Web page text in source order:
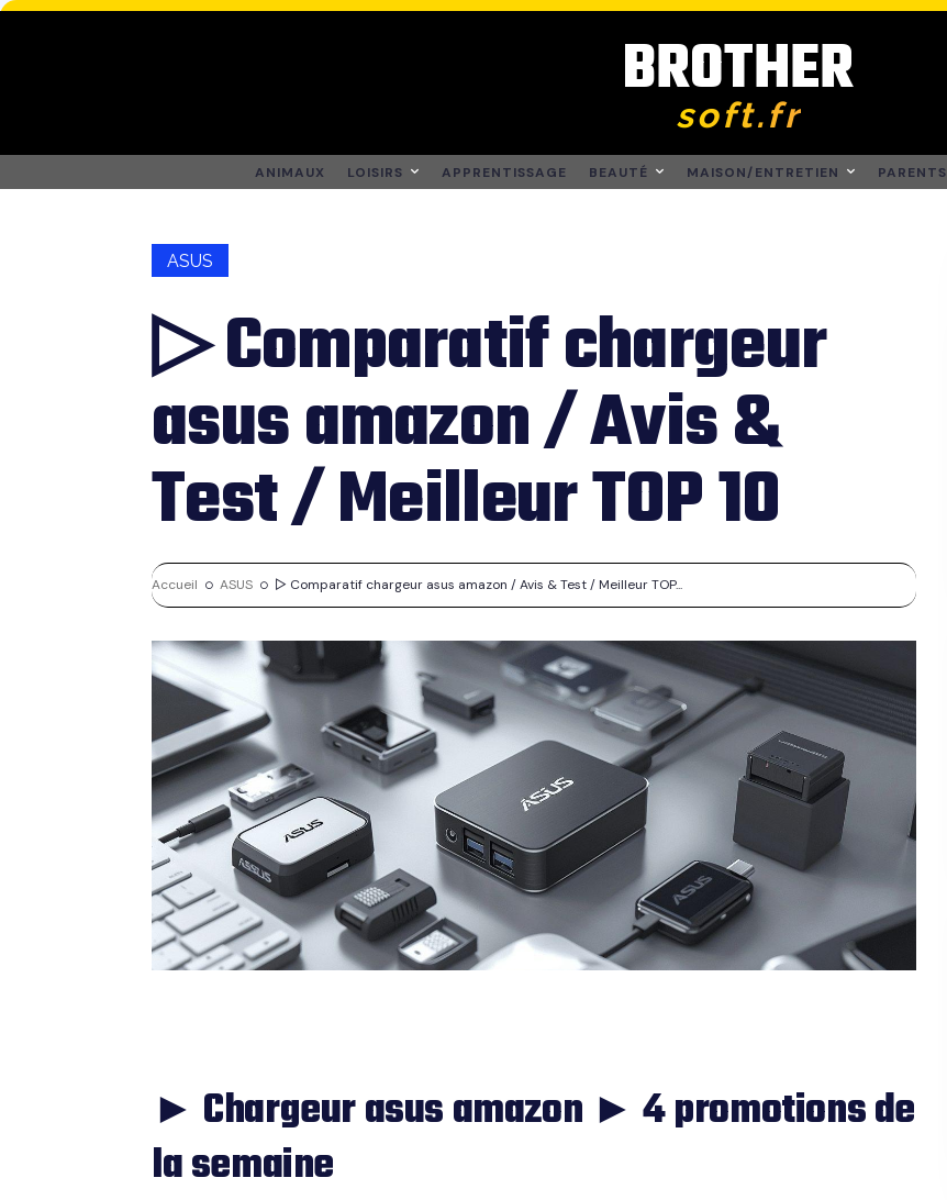
BROTHER
soft.fr
ANIMAUX LOISIRS APPRENTISSAGE BEAUTÉ MAISON/ENTRETIEN PARENTS
ASUS
▷ Comparatif chargeur
asus amazon / Avis &
Test / Meilleur TOP 10
Accueil ASUS ▷ Comparatif chargeur asus amazon / Avis & Test / Meilleur TOP...
► Chargeur asus amazon ► 4 promotions de
la semaine